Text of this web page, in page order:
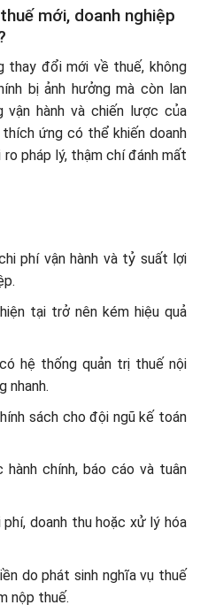
mới, doanh nghiệp
thay đổi mới về thuế, không
bị ảnh hưởng mà còn lan
hành và chiến lược của
ứng có thể khiến doanh
pháp lý, thậm chí đánh mất
phí vận hành và tỷ suất lợi
tại trở nên kém hiệu quả
hệ thống quản trị thuế nội
nhanh.
sách cho đội ngũ kế toán
chính, báo cáo và tuân
doanh thu hoặc xử lý hóa
do phát sinh nghĩa vụ thuế
nộp thuế.